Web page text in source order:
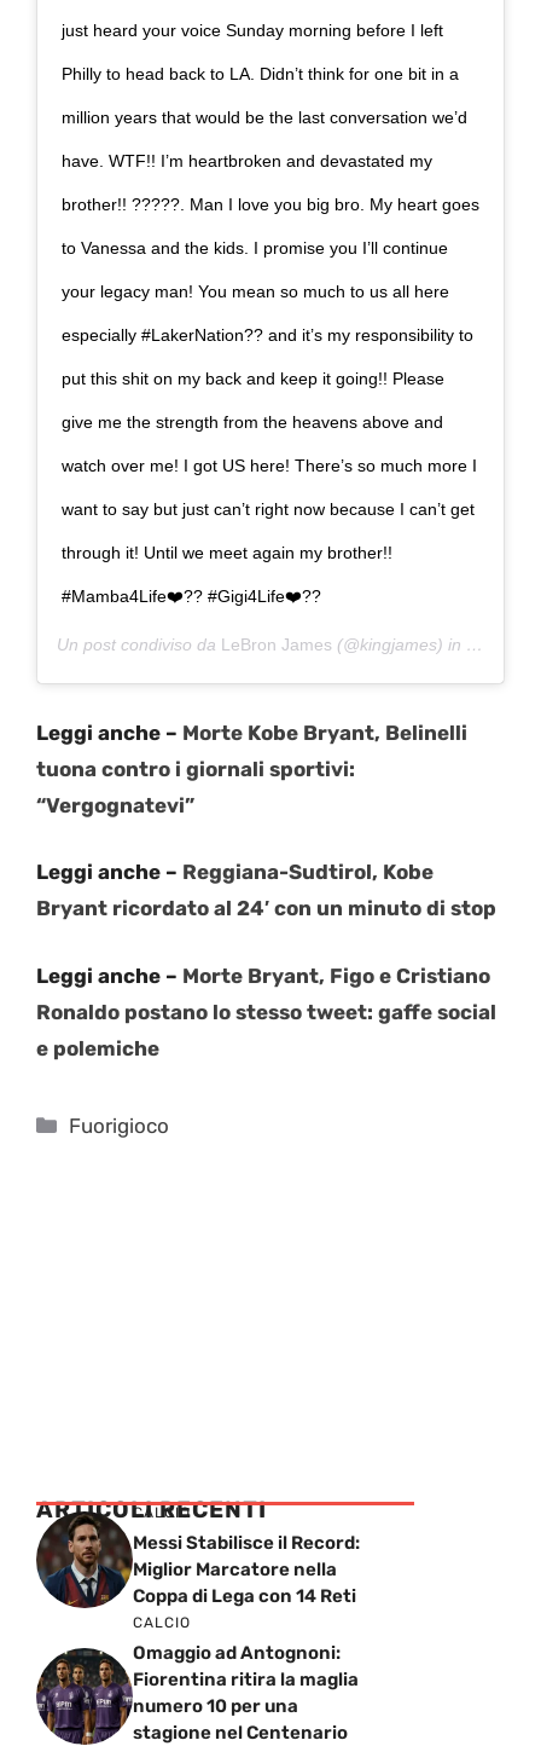
just heard your voice Sunday morning before I left
Philly to head back to LA. Didn’t think for one bit in a
million years that would be the last conversation we’d
have. WTF!! I’m heartbroken and devastated my
brother!! ?????. Man I love you big bro. My heart goes
to Vanessa and the kids. I promise you I’ll continue
your legacy man! You mean so much to us all here
especially #LakerNation?? and it’s my responsibility to
put this shit on my back and keep it going!! Please
give me the strength from the heavens above and
watch over me! I got US here! There’s so much more I
want to say but just can’t right now because I can’t get
through it! Until we meet again my brother!!
#Mamba4Life❤️?? #Gigi4Life❤️??
Un post condiviso da LeBron James (@kingjames) in data:
Leggi anche – Morte Kobe Bryant, Belinelli
tuona contro i giornali sportivi:
“Vergognatevi”
Leggi anche – Reggiana-Sudtirol, Kobe
Bryant ricordato al 24′ con un minuto di stop
Leggi anche – Morte Bryant, Figo e Cristiano
Ronaldo postano lo stesso tweet: gaffe social
e polemiche
Categorie
Fuorigioco
ARTICOLI RECENTI
CALCIO
Messi Stabilisce il Record:
Miglior Marcatore nella
Coppa di Lega con 14 Reti
CALCIO
Omaggio ad Antognoni:
Fiorentina ritira la maglia
numero 10 per una
stagione nel Centenario